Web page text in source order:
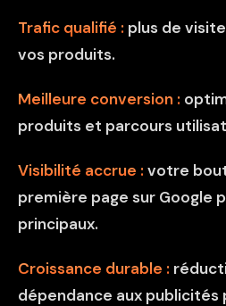
Trafic qualifié : plus de
vos produits.
Meilleure conversion :
produits et parcours
Visibilité accrue : votre
première page sur Google
principaux.
Croissance durable :
dépendance aux publicités